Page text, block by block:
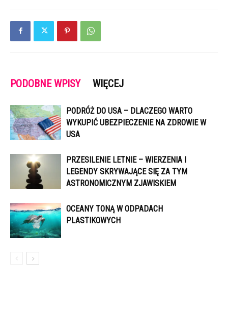
PODOBNE WPISY WIĘCEJ
PODRÓŻ DO USA – DLACZEGO WARTO
WYKUPIĆ UBEZPIECZENIE NA ZDROWIE W
USA
PRZESILENIE LETNIE – WIERZENIA I
LEGENDY SKRYWAJĄCE SIĘ ZA TYM
ASTRONOMICZNYM ZJAWISKIEM
OCEANY TONĄ W ODPADACH
PLASTIKOWYCH